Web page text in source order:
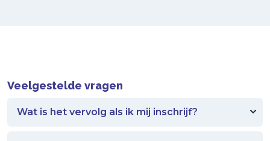
Veelgestelde vragen
Wat is het vervolg als ik mij inschrijf?